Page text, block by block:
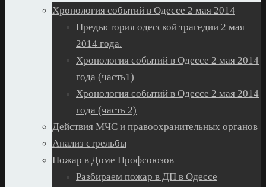
Хронология событий в Одессе 2 мая 2014
Предыстория одесской трагедии 2 мая
2014 года.
Хронология событий в Одессе 2 мая 2014
года (часть1)
Хронология событий в Одессе 2 мая 2014
года (часть 2)
Действия МЧС и правоохранительных органов
Анализ стрельбы
Пожар в Доме Профсоюзов
Разбираем пожар в ДП в Одессе